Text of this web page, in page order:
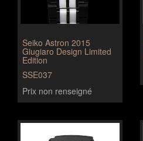
Seiko Astron 2015
Giugiaro Design Limited
Edition
SSE037
Prix non renseigné